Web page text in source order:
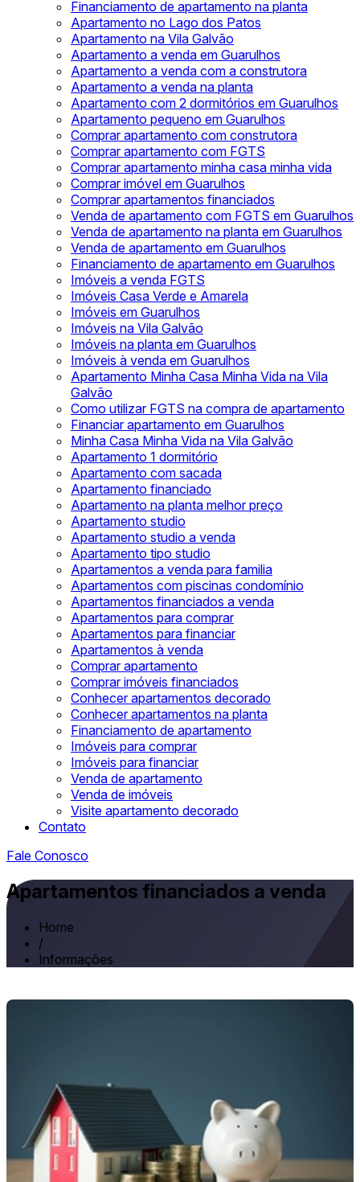
Financiamento de apartamento na planta
Apartamento no Lago dos Patos
Apartamento na Vila Galvão
Apartamento a venda em Guarulhos
Apartamento a venda com a construtora
Apartamento a venda na planta
Apartamento com 2 dormitórios em Guarulhos
Apartamento pequeno em Guarulhos
Comprar apartamento com construtora
Comprar apartamento com FGTS
Comprar apartamento minha casa minha vida
Comprar imóvel em Guarulhos
Comprar apartamentos financiados
Venda de apartamento com FGTS em Guarulhos
Venda de apartamento na planta em Guarulhos
Venda de apartamento em Guarulhos
Financiamento de apartamento em Guarulhos
Imóveis a venda FGTS
Imóveis Casa Verde e Amarela
Imóveis em Guarulhos
Imóveis na Vila Galvão
Imóveis na planta em Guarulhos
Imóveis à venda em Guarulhos
Apartamento Minha Casa Minha Vida na Vila
Galvão
Como utilizar FGTS na compra de apartamento
Financiar apartamento em Guarulhos
Minha Casa Minha Vida na Vila Galvão
Apartamento 1 dormitório
Apartamento com sacada
Apartamento financiado
Apartamento na planta melhor preço
Apartamento studio
Apartamento studio a venda
Apartamento tipo studio
Apartamentos a venda para familia
Apartamentos com piscinas condomínio
Apartamentos financiados a venda
Apartamentos para comprar
Apartamentos para financiar
Apartamentos à venda
Comprar apartamento
Comprar imóveis financiados
Conhecer apartamentos decorado
Conhecer apartamentos na planta
Financiamento de apartamento
Imóveis para comprar
Imóveis para financiar
Venda de apartamento
Venda de imóveis
Visite apartamento decorado
Contato
Fale Conosco
Apartamentos financiados a venda
Home
/
Informações